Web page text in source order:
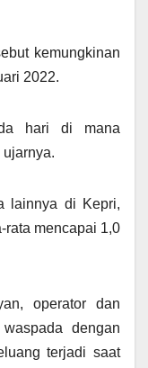
kemungkinan
2022.
hari di mana
ujarnya.
lainnya di Kepri,
rata mencapai 1,0
operator dan
dengan
terjadi saat